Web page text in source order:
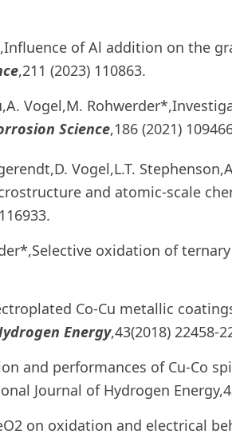
of Al addition on the
,211 (2023) 110863.
Vogel,M.
Science,186 (2021)
Vogel,L.T.
and atomic-scale
oxidation of
Co-Cu metallic
Energy,43(2018) 22458-
and performances of Cu-Co
Journal of Hydrogen
on oxidation and electrical